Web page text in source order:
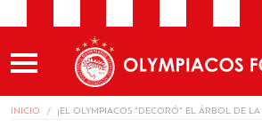
INICIO ¡EL OLYMPIACOS “DECORÓ” EL ÁRBOL DE